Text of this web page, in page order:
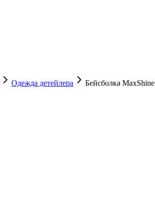
Одежда детейлера
Бейсболка MaxShine